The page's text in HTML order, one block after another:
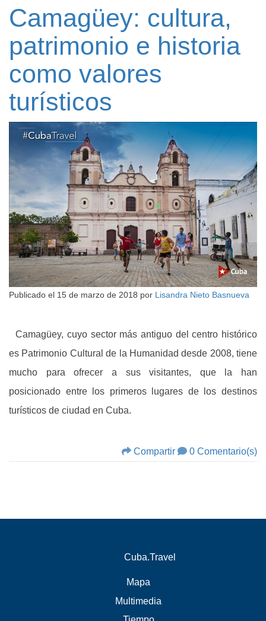
Camagüey: cultura,
patrimonio e historia
como valores
turísticos
Publicado el 15 de marzo de 2018 por Lisandra Nieto Basnueva
Camagüey, cuyo sector más antiguo del centro histórico
es Patrimonio Cultural de la Humanidad desde 2008, tiene
mucho para ofrecer a sus visitantes, que la han
posicionado entre los primeros lugares de los destinos
turísticos de ciudad en Cuba.
Compartir 0 Comentario(s)
Cuba.Travel
Mapa
Multimedia